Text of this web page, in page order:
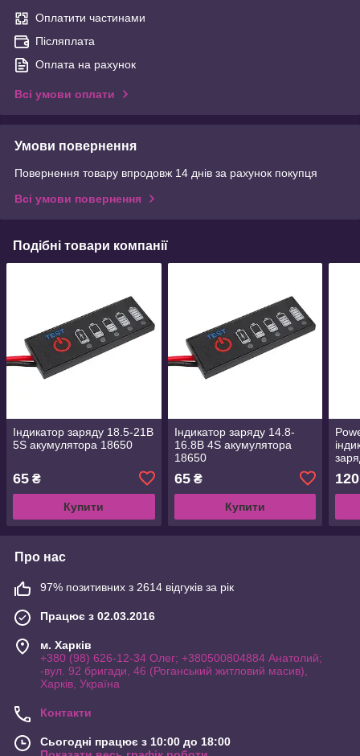
Оплатити частинами
Післяплата
Оплата на рахунок
Всі умови оплати
Умови повернення
Повернення товару впродовж 14 днів за рахунок покупця
Всі умови повернення
Подібні товари компанії
Індикатор заряду 18.5-21В
5S акумулятора 18650
65 ₴
Купити
Індикатор заряду 14.8-
16.8В 4S акумулятора
18650
65₴
Купити
120
Про нас
97% позитивних з 2614 відгуків за рік
Працює з 02.03.2016
м. Харків
+380 (98) 626-12-34 Олег; +380500804884 Анатолий;
-вул. 92 бригади, 46 (Роганський житловий масив),
Харків, Україна
Контакти
Сьогодні працює з 10:00 до 18:00